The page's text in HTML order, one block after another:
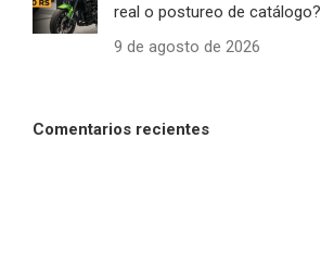
real o postureo de catálogo?
9 de agosto de 2026
Comentarios recientes